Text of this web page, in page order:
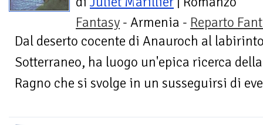
Fantasy - Armenia - Reparto
Dal deserto cocente di Anauroch al
Sotterraneo, ha luogo un'epica ricerca
Ragno che si svolge in un susseguirsi di